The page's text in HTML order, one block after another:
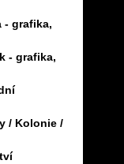
- grafika,
- grafika,
/ Kolonie /